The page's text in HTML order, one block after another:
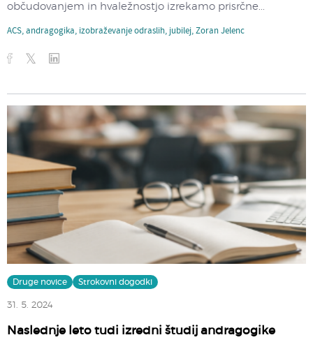
občudovanjem in hvaležnostjo izrekamo prisrčne...
ACS,andragogika, izobraževanje odraslih,jubilej,Zoran Jelenc
Druge novice Strokovni dogodki
31. 5. 2024
Naslednje leto tudi izredni študij andragogike